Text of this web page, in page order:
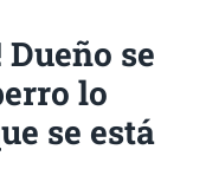
se
lo
se está